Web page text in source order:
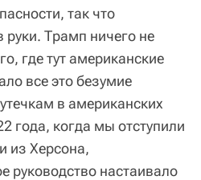
так что
Трамп ничего не
где тут американские
все это безумие
в американских
года, когда мы отступили
из Херсона,
руководство настаивало